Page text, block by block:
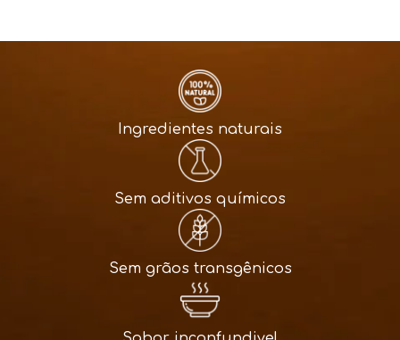
Ingredientes naturais
Sem aditivos químicos
Sem grãos transgênicos